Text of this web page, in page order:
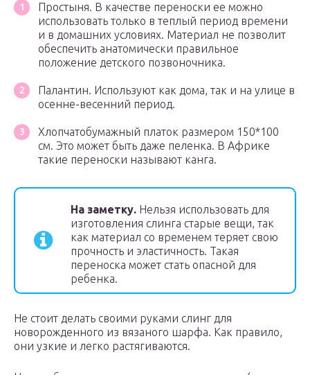
Простыня. В качестве переноски ее можно
использовать только в теплый период времени
и в домашних условиях. Материал не позволит
обеспечить анатомически правильное
положение детского позвоночника.
Палантин. Используют как дома, так и на улице в
осенне-весенний период.
Хлопчатобумажный платок размером 150*100
см. Это может быть даже пеленка. В Африке
такие переноски называют канга.
На заметку. Нельзя использовать для
изготовления слинга старые вещи, так
как материал со временем теряет свою
прочность и эластичность. Такая
переноска может стать опасной для
ребенка.
Не стоит делать своими руками слинг для
новорожденного из вязаного шарфа. Как правило,
они узкие и легко растягиваются.